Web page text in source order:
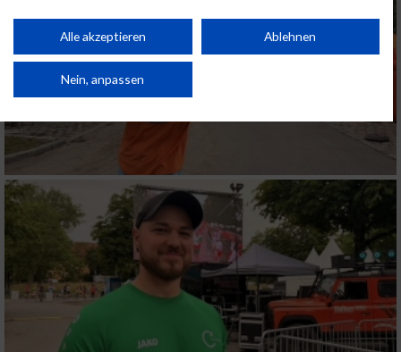
Performance von Inhalten. Analyse von Zielgruppen durch Statistiken oder
Kombinationen von Daten aus verschiedenen Quellen. Entwicklung und
von Inhalten.
Daten können außerhalb der Europäischen Union weitergegeben und in die
Website/App.
Partnerliste anzeigen (1 IAB-Anbieter)
Wir nutzen Ihre Daten für folgende Zwecke:
IAB-Verarbeitungszwecke:
Speichern von oder Zugriff auf Informationen
auf einem Endgerät
Verwendung reduzierter Daten zur Auswahl
von Werbeanzeigen
Alle akzeptieren Ablehnen
Nein, anpassen